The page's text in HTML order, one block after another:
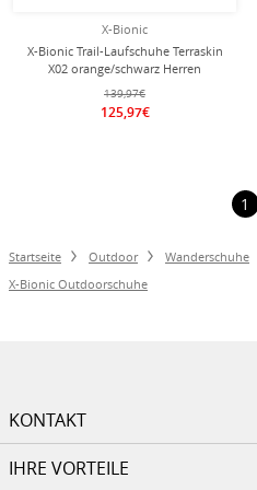
X-Bionic
X-Bionic Trail-Laufschuhe Terraskin
X02 orange/schwarz Herren
139,97€
125,97€
1
Startseite Outdoor Wanderschuhe
X-Bionic Outdoorschuhe
KONTAKT
IHRE VORTEILE